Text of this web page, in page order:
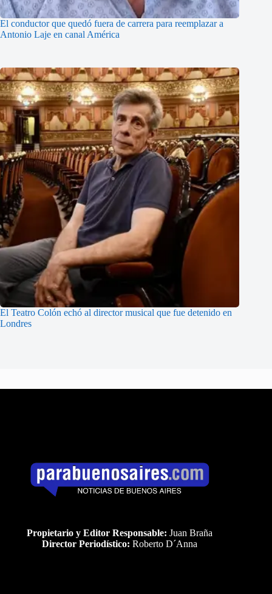
El conductor que quedó fuera de carrera para reemplazar a
Antonio Laje en canal América
El Teatro Colón echó al director musical que fue detenido en
Londres
Propietario y Editor Responsable: Juan Braña
Director Periodístico: Roberto D´Anna